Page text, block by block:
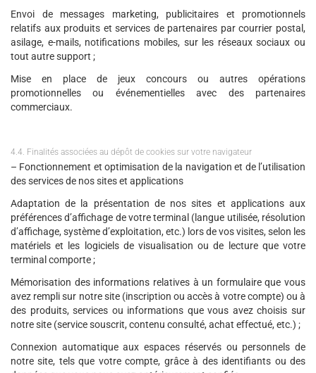
Envoi de messages marketing, publicitaires et promotionnels
relatifs aux produits et services de partenaires par courrier postal,
asilage, e-mails, notifications mobiles, sur les réseaux sociaux ou
tout autre support ;
Mise en place de jeux concours ou autres opérations
promotionnelles ou événementielles avec des partenaires
commerciaux.
4.4. Finalités associées au dépôt de cookies sur votre navigateur
– Fonctionnement et optimisation de la navigation et de l’utilisation
des services de nos sites et applications
Adaptation de la présentation de nos sites et applications aux
préférences d’affichage de votre terminal (langue utilisée, résolution
d’affichage, système d’exploitation, etc.) lors de vos visites, selon les
matériels et les logiciels de visualisation ou de lecture que votre
terminal comporte ;
Mémorisation des informations relatives à un formulaire que vous
avez rempli sur notre site (inscription ou accès à votre compte) ou à
des produits, services ou informations que vous avez choisis sur
notre site (service souscrit, contenu consulté, achat effectué, etc.) ;
Connexion automatique aux espaces réservés ou personnels de
notre site, tels que votre compte, grâce à des identifiants ou des